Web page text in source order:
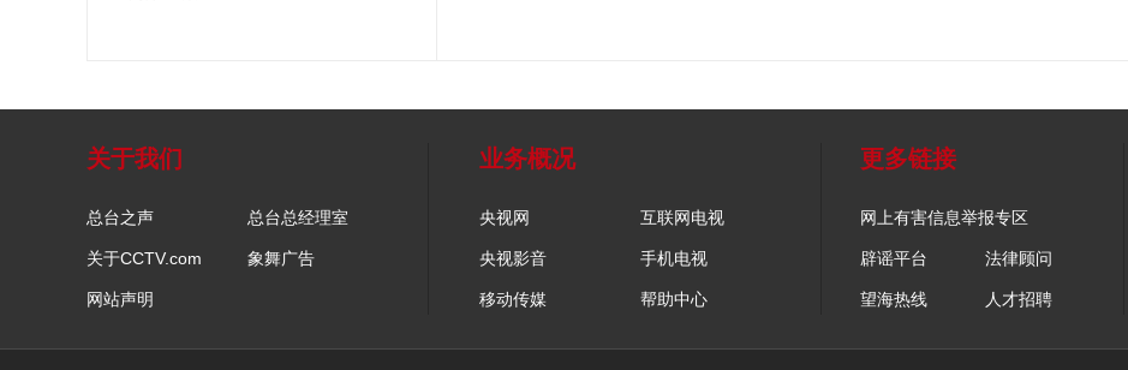
关于我们
总台之声 总台总经理室
关于CCTV.com 象舞广告
网站声明
业务概况
央视网 互联网电视
央视影音 手机电视
移动传媒 帮助中心
更多链接
网上有害信息举报专区
辟谣平台 法律顾问
望海热线 人才招聘